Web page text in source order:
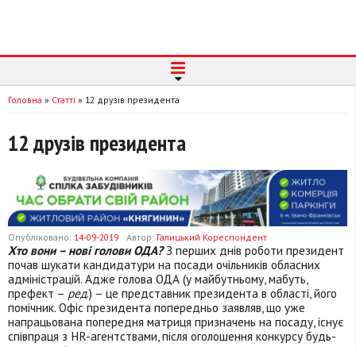
Головна » Статті » 12 друзів президента
12 друзів президента
Опубліковано: 14-09-2019 Автор: Галицький Кореспондент
Хто вони – нові голови ОДА?З перших днів роботи президент
почав шукати кандидатури на посади очільників обласних
адміністрацій. Адже голова ОДА (у майбутньому, мабуть,
префект – ред.) – це представник президента в області, його
помічник. Офіс президента попередньо заявляв, що уже
напрацьована попередня матриця призначень на посаду, існує
співпраця з НR-агентствами, після оголошення конкурсу будь-